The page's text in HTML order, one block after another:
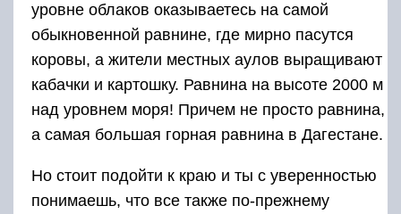
уровне облаков оказываетесь на самой
обыкновенной равнине, где мирно пасутся
коровы, а жители местных аулов выращивают
кабачки и картошку. Равнина на высоте 2000 м
над уровнем моря! Причем не просто равнина,
а самая большая горная равнина в Дагестане.
Но стоит подойти к краю и ты с уверенностью
понимаешь, что все также по-прежнему